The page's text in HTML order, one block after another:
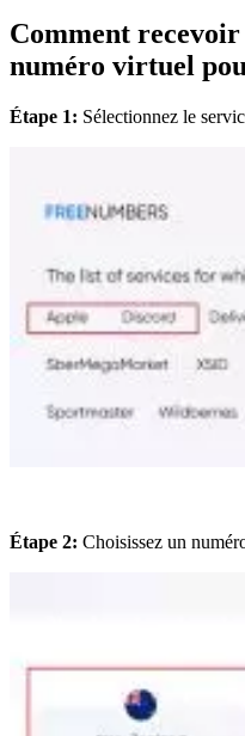
Comment recevoir
numéro virtuel
Étape 1: Sélectionnez le
Étape 2: Choisissez un